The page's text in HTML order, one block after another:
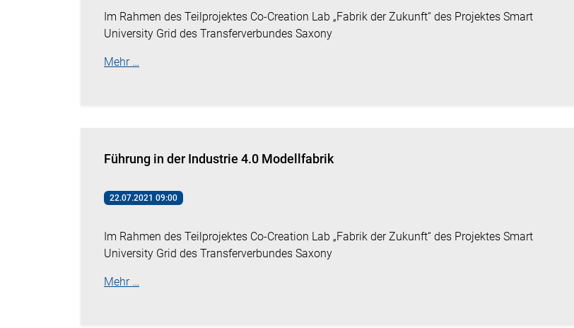
Im Rahmen des Teilprojektes Co-Creation Lab „Fabrik der Zukunft“ des Projektes Smart
University Grid des Transferverbundes Saxony
Mehr …
Führung in der Industrie 4.0 Modellfabrik
22.07.2021 09:00
Im Rahmen des Teilprojektes Co-Creation Lab „Fabrik der Zukunft“ des Projektes Smart
University Grid des Transferverbundes Saxony
Mehr …